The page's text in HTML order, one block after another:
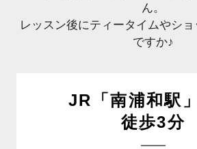
ん。
レッスン後にティータイムやシ
ですか♪
JR「南浦和駅
徒歩3分